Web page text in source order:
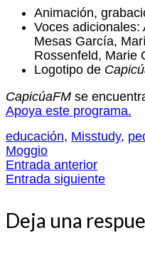
Animación,
Voces adicionales:
Mesas García,
Rossenfeld, Marie
Logotipo de
CapicúaFM se
Apoya este programa.
educación, Misstudy,
Moggio
Entrada anterior
Entrada siguiente
Deja una